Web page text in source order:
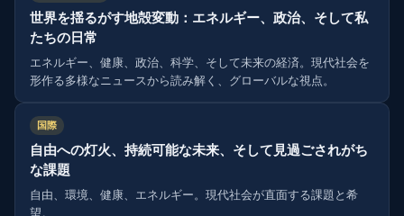
世界を揺るがす地殻変動：エネルギー、政治、そして私
たちの日常
エネルギー、健康、政治、科学、そして未来の経済。現代社会を
形作る多様なニュースから読み解く、グローバルな視点。
国際
自由への灯火、持続可能な未来、そして見過ごされがち
な課題
自由、環境、健康、エネルギー。現代社会が直面する課題と希
望。